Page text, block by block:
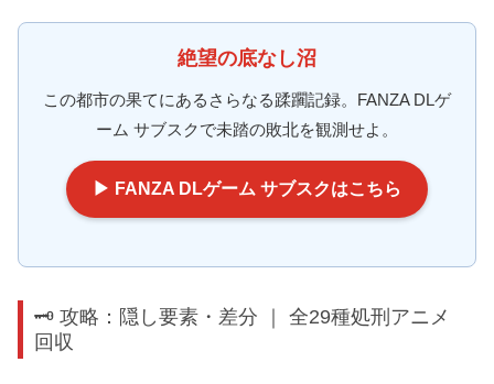
絶望の底なし沼
この都市の果てにあるさらなる蹂躙記録。FANZA DLゲ
ーム サブスクで未踏の敗北を観測せよ。
▶ FANZA DLゲーム サブスクはこちら
🗝️ 攻略：隠し要素・差分 ｜ 全29種処刑アニメ
回収